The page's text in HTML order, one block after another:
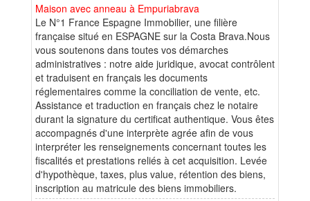
Maison avec anneau à Empuriabrava
Le N°1 France Espagne Immobilier, une filière
française situé en ESPAGNE sur la Costa Brava.Nous
vous soutenons dans toutes vos démarches
administratives : notre aide juridique, avocat contrôlent
et traduisent en français les documents
réglementaires comme la conciliation de vente, etc.
Assistance et traduction en français chez le notaire
durant la signature du certificat authentique. Vous êtes
accompagnés d'une interprète agrée afin de vous
interpréter les renseignements concernant toutes les
fiscalités et prestations reliés à cet acquisition. Levée
d'hypothèque, taxes, plus value, rétention des biens,
inscription au matricule des biens immobiliers.